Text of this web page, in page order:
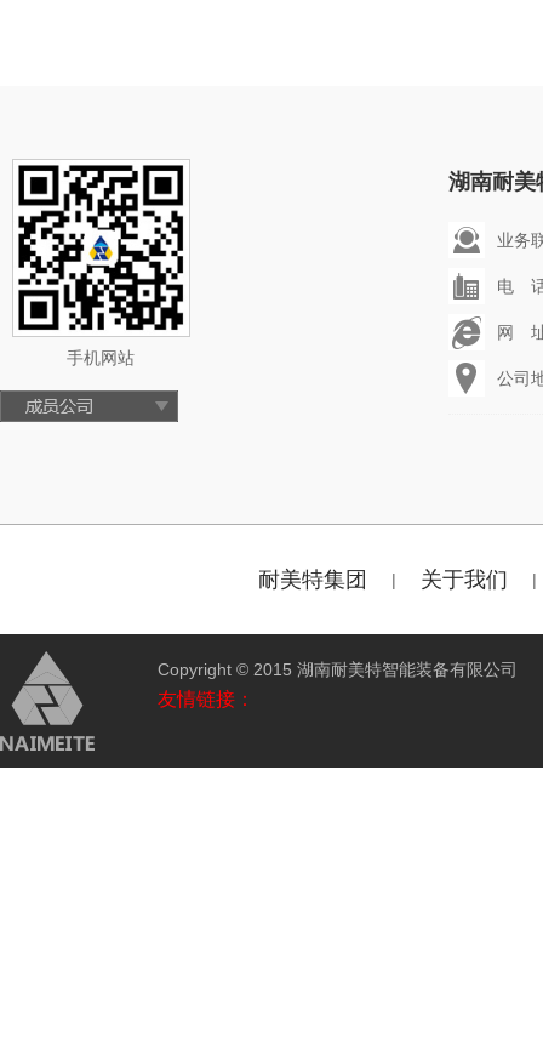
手机网站
湖南耐美
业务
电
网
公司
耐美特集团 | 关于我们 |
Copyright © 2015 湖南耐美特智能装备有限公
友情链接：